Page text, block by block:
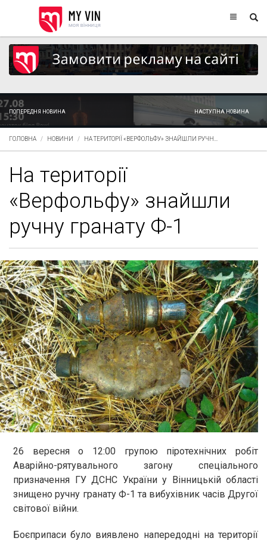
ПОПЕРЕДНЯ НОВИНА НАСТУПНА НОВИНА
ГОЛОВНА НОВИНИ НА ТЕРИТОРІЇ «ВЕРФОЛЬФУ» ЗНАЙШЛИ РУЧН...
На території
«Верфольфу» знайшли
ручну гранату Ф-1
26 вересня о 12:00 групою піротехнічних робіт
Аварійно-рятувального загону спеціального
призначення ГУ ДСНС України у Вінницькій області
знищено ручну гранату Ф-1 та вибухівник часів Другої
світової війни.
Боєприпаси було виявлено напередодні на території